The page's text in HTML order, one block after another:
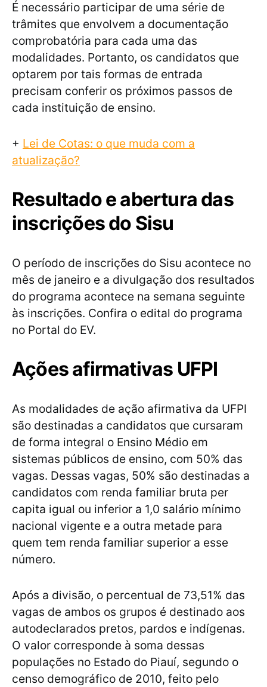
É necessário participar de uma série de
trâmites que envolvem a documentação
comprobatória para cada uma das
modalidades. Portanto, os candidatos que
optarem por tais formas de entrada
precisam conferir os próximos passos de
cada instituição de ensino.
+ Lei de Cotas: o que muda com a
atualização?
Resultado e abertura das
inscrições do Sisu
O período de inscrições do Sisu acontece no
mês de janeiro e a divulgação dos resultados
do programa acontece na semana seguinte
às inscrições. Confira o edital do programa
no Portal do EV.
Ações afirmativas UFPI
As modalidades de ação afirmativa da UFPI
são destinadas a candidatos que cursaram
de forma integral o Ensino Médio em
sistemas públicos de ensino, com 50% das
vagas. Dessas vagas, 50% são destinadas a
candidatos com renda familiar bruta per
capita igual ou inferior a 1,0 salário mínimo
nacional vigente e a outra metade para
quem tem renda familiar superior a esse
número.
Após a divisão, o percentual de 73,51% das
vagas de ambos os grupos é destinado aos
autodeclarados pretos, pardos e indígenas.
O valor corresponde à soma dessas
populações no Estado do Piauí, segundo o
censo demográfico de 2010, feito pelo